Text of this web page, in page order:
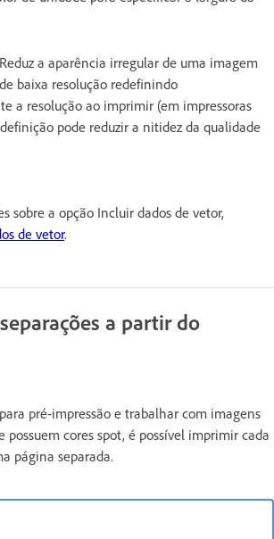
Reduz a aparência irregular de uma imagem
de baixa resolução redefinindo
a resolução ao imprimir (em impressoras
pode reduzir a nitidez da qualidade
sobre a opção Incluir dados de vetor,
de vetor.
a partir do
pré-impressão e trabalhar com imagens
possuem cores spot, é possível imprimir cada
página separada.